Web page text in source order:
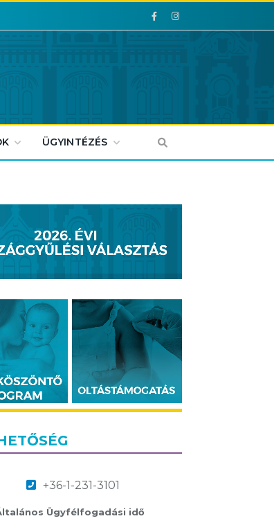
Facebook
Facebook
ÜGYINTÉZÉS
+36-1-231-3101
Ügyfélfogadási idő